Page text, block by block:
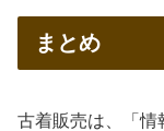
まとめ
古着販売は、「情